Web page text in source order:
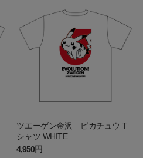
ツエーゲン金沢 ピカチュウ T
シャツ WHITE
4,950円